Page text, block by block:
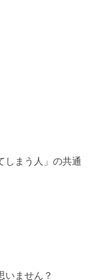
しまう人」の共通
いません？